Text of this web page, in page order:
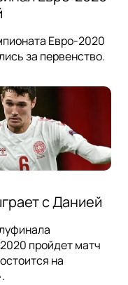
Евро-2020
за первенство.
с Данией
пройдет матч
на